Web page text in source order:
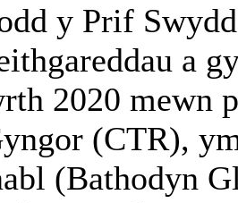
y Prif
a
2020 mewn
(CTR),
(Bathodyn